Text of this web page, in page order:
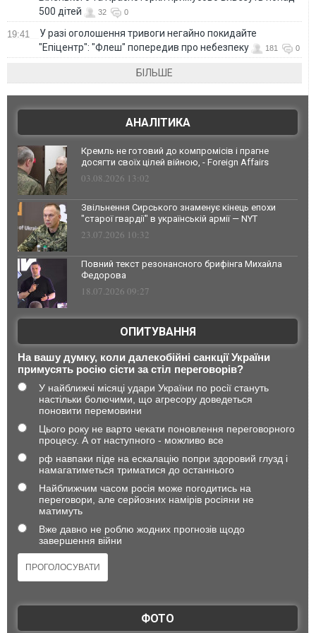
500 дітей
32 0
19:41
У разі оголошення тривоги негайно покидайте
"Епіцентр": "Флеш" попередив про небезпеку
181 0
БІЛЬШЕ
АНАЛІТИКА
Кремль не готовий до компромісів і прагне
досягти своїх цілей війною, - Foreign Affairs
03.08.2026 13:02
Звільнення Сирського знаменує кінець епохи
"старої гвардії" в українській армії — NYT
23.07.2026 10:32
Повний текст резонансного брифінга Михайла
Федорова
18.07.2026 09:27
ОПИТУВАННЯ
На вашу думку, коли далекобійні санкції України
примусять росію сісти за стіл переговорів?
У найближчі місяці удари України по росії стануть
настільки болючими, що агресору доведеться
поновити перемовини
Цього року не варто чекати поновлення переговорного
процесу. А от наступного - можливо все
рф навпаки піде на ескалацію попри здоровий глузд і
намагатиметься триматися до останнього
Найближчим часом росія може погодитись на
переговори, але серйозних намірів росіяни не
матимуть
Вже давно не роблю жодних прогнозів щодо
завершення війни
ФОТО